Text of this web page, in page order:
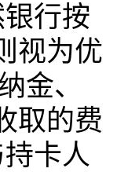
行按
视为优
金、
取的费
卡人